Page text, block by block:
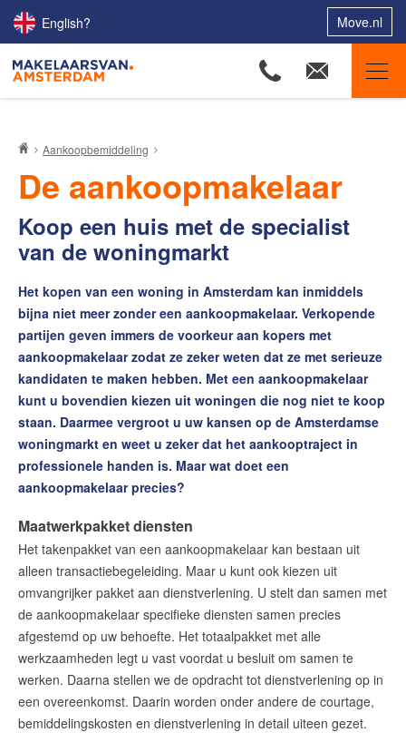
English? Move.nl
Ons aanbod
Woningzoekers
Onze makelaars
Onze expertises
Huis verkopen
Huis kopen
Uw huis verhuren
Onze diensten
Contact
Word jij onze nieuwe makelaar?
Woning Waarde Adviesdagen
Blog
De Amsterdamse woningmarkt
verandert
Lees de blog van
Redactie Makelaars van
Amsterdam
Maak een afspraak
Aankoopbemiddeling
De aankoopmakelaar
Koop een huis met de specialist
van de woningmarkt
Het kopen van een woning in Amsterdam kan inmiddels
bijna niet meer zonder een aankoopmakelaar. Verkopende
partijen geven immers de voorkeur aan kopers met
aankoopmakelaar zodat ze zeker weten dat ze met serieuze
kandidaten te maken hebben. Met een aankoopmakelaar
kunt u bovendien kiezen uit woningen die nog niet te koop
staan. Daarmee vergroot u uw kansen op de Amsterdamse
woningmarkt en weet u zeker dat het aankooptraject in
professionele handen is. Maar wat doet een
aankoopmakelaar precies?
Maatwerkpakket diensten
Het takenpakket van een aankoopmakelaar kan bestaan uit
alleen transactiebegeleiding. Maar u kunt ook kiezen uit
omvangrijker pakket aan dienstverlening. U stelt dan samen met
de aankoopmakelaar specifieke diensten samen precies
afgestemd op uw behoefte. Het totaalpakket met alle
werkzaamheden legt u vast voordat u besluit om samen te
werken. Daarna stellen we de opdracht tot dienstverlening op in
een overeenkomst. Daarin worden onder andere de courtage,
bemiddelingskosten en dienstverlening in detail uiteen gezet.